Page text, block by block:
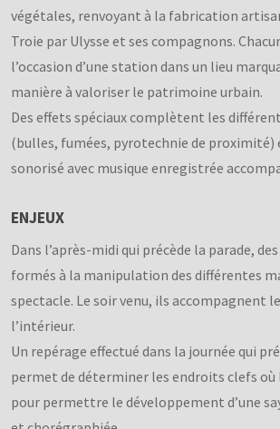
végétales, renvoyant à la fabrication
Troie par Ulysse et ses compagnons.
l’occasion d’une station dans un lieu
manière à valoriser le patrimoine urbain.
Des effets spéciaux complètent les
(bulles, fumées, pyrotechnie de proximité)
sonorisé avec musique enregistrée
ENJEUX
Dans l’après-midi qui précède la parade,
formés à la manipulation des différentes
spectacle. Le soir venu, ils accompagnent
l’intérieur.
Un repérage effectué dans la journée qui
permet de déterminer les endroits clefs où
pour permettre le développement d’une